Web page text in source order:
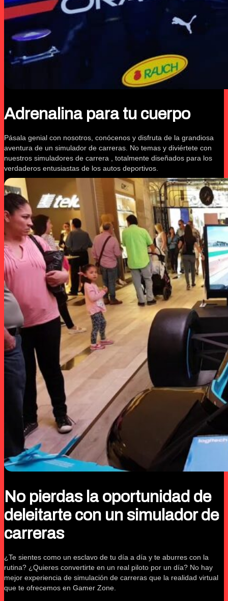
Adrenalina para tu cuerpo
Pásala genial con nosotros, conócenos y disfruta de la grandiosa
aventura de un simulador de carreras. No temas y diviértete con
nuestros simuladores de carrera , totalmente diseñados para los
verdaderos entusiastas de los autos deportivos.
No pierdas la oportunidad de
deleitarte con un simulador de
carreras
¿Te sientes como un esclavo de tu día a día y te aburres con la
rutina? ¿Quieres convertirte en un real piloto por un día? No hay
mejor experiencia de simulación de carreras que la realidad virtual
que te ofrecemos en Gamer Zone.